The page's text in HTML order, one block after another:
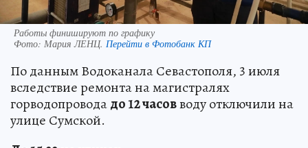
Работы финишируют по графику
Фото: Мария ЛЕНЦ. Перейти в Фотобанк КП
По данным Водоканала Севастополя, 3 июля
вследствие ремонта на магистралях
горводопроводадо 12 часовводу отключили на
улице Сумской.